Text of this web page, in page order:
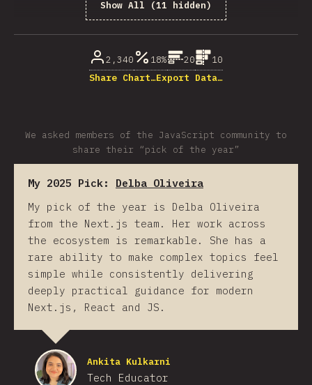
Show All (11 hidden)
2,340 18% 20
10
Share Chart…Export Data…
We asked members of the JavaScript community to
share their “pick of the year”
My 2025 Pick: Delba Oliveira
My pick of the year is Delba Oliveira
from the Next.js team. Her work across
the ecosystem is remarkable. She has a
rare ability to make complex topics feel
simple while consistently delivering
deeply practical guidance for modern
Next.js, React and JS.
Ankita Kulkarni
Tech Educator